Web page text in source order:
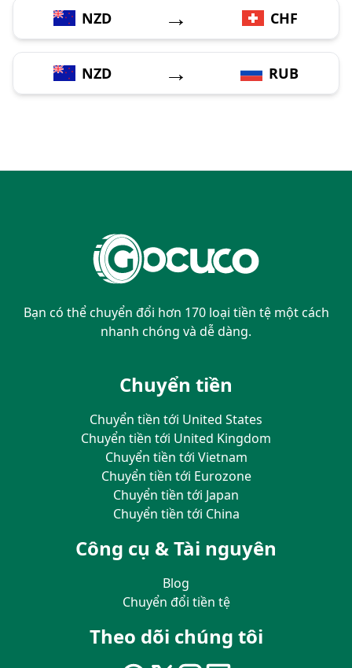
NZD → CHF
NZD → RUB
Bạn có thể chuyển đổi hơn 170 loại tiền tệ một cách
nhanh chóng và dễ dàng.
Chuyển tiền
Chuyển tiền tới United States
Chuyển tiền tới United Kingdom
Chuyển tiền tới Vietnam
Chuyển tiền tới Eurozone
Chuyển tiền tới Japan
Chuyển tiền tới China
Công cụ & Tài nguyên
Blog
Chuyển đổi tiền tệ
Theo dõi chúng tôi